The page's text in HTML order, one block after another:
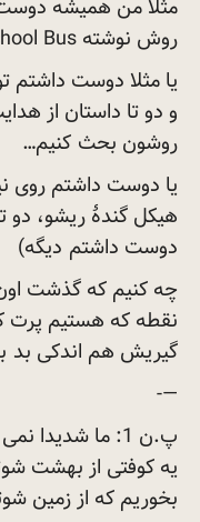
مثلا من همیشه دوست
روش نوشته School Bus برم
و دو تا داستان از
روشون بحث کنیم…
یا دوست داشتم روی
هیکل گندۀ ریشو،
دوست داشتم دیگه)
چه کنیم که گذشت
نقطه که هستیم پرت
گیریش هم اندکی بد
—-
پ.ن 1: ما شدیدا
یه کوفتی از بهشت
بخوریم که از زمین